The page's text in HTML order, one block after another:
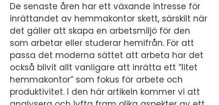
De senaste åren har ett växande intresse för
inrättandet av hemmakontor skett, särskilt när
det gäller att skapa en arbetsmiljö för den
som arbetar eller studerar hemifrån. För att
passa det moderna sättet att arbeta har det
också blivit allt vanligare att inrätta ett ”litet
hemmakontor” som fokus för arbete och
produktivitet. I den här artikeln kommer vi att